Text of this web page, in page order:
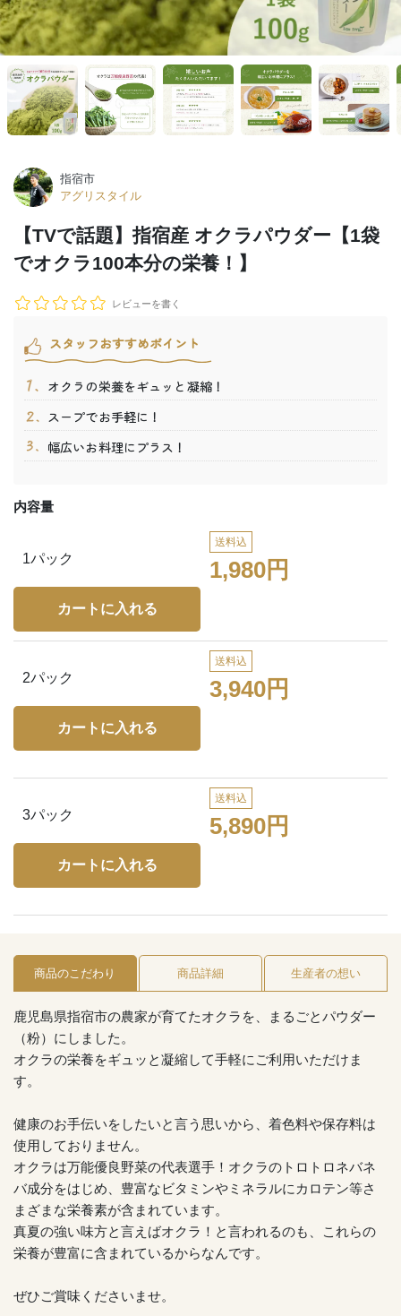
指宿市
アグリスタイル
【TVで話題】指宿産 オクラパウダー【1袋
でオクラ100本分の栄養！】
レビューを書く
スタッフおすすめポイント
オクラの栄養をギュッと凝縮！
スープでお手軽に！
幅広いお料理にプラス！
内容量
1パック
送料込
1,980円
2パック
送料込
3,940円
3パック
送料込
5,890円
商品のこだわり 商品詳細 生産者の想い
鹿児島県指宿市の農家が育てたオクラを、まるごとパウダー
（粉）にしました。
オクラの栄養をギュッと凝縮して手軽にご利用いただけま
す。
健康のお手伝いをしたいと言う思いから、着色料や保存料は
使用しておりません。
オクラは万能優良野菜の代表選手！オクラのトロトロネバネ
バ成分をはじめ、豊富なビタミンやミネラルにカロテン等さ
まざまな栄養素が含まれています。
真夏の強い味方と言えばオクラ！と言われるのも、これらの
栄養が豊富に含まれているからなんです。
ぜひご賞味くださいませ。